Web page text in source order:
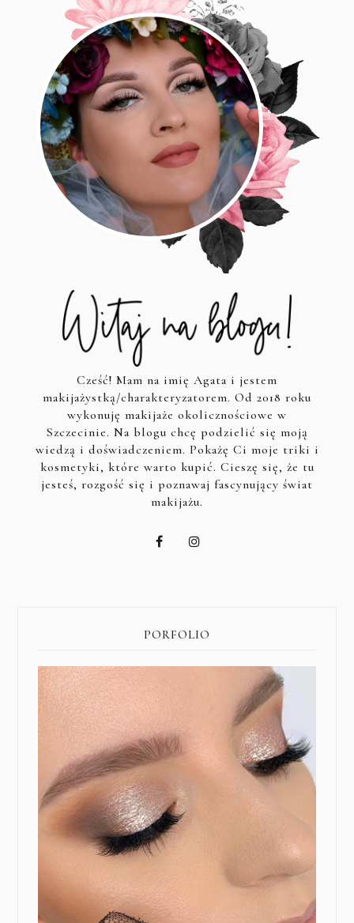
Cześć! Mam na imię Agata i jestem
makijażystką/charakteryzatorem. Od 2018 roku
wykonuję makijaże okolicznościowe w
Szczecinie. Na blogu chcę podzielić się moją
wiedzą i doświadczeniem. Pokażę Ci moje triki i
kosmetyki, które warto kupić. Cieszę się, że tu
jesteś, rozgość się i poznawaj fascynujący świat
makijażu.
PORFOLIO